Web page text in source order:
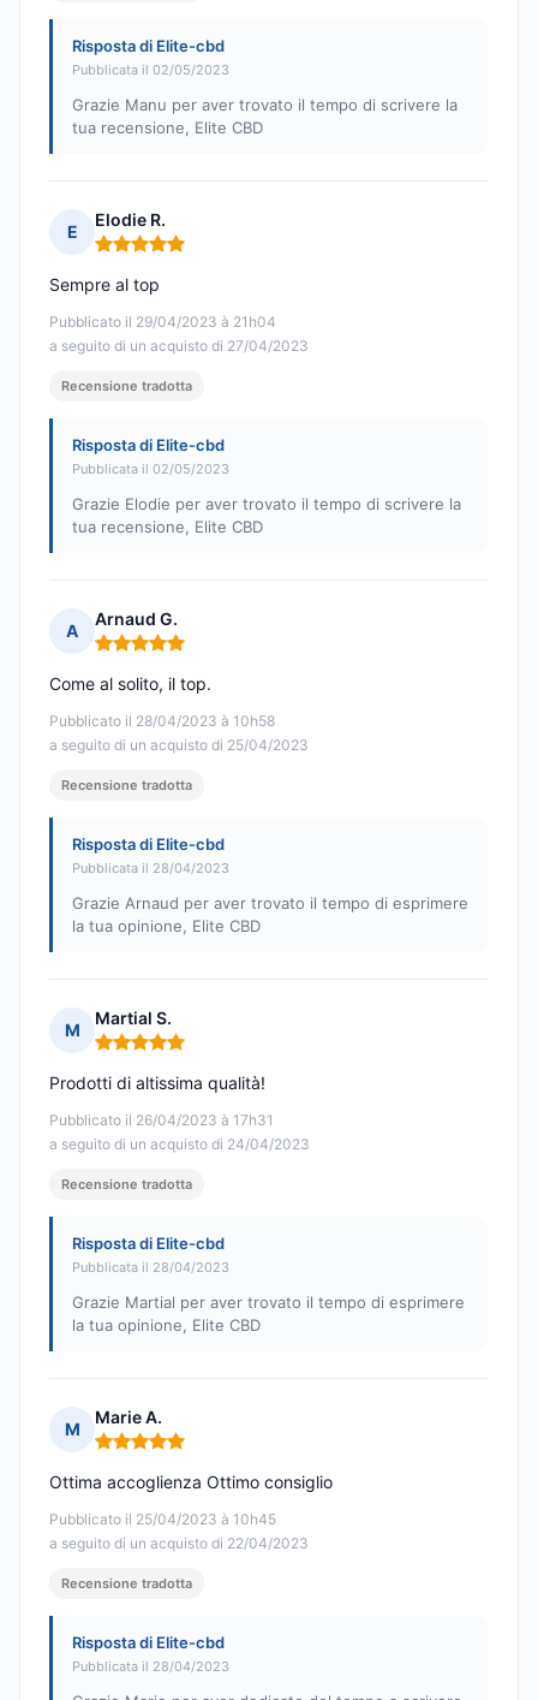
Risposta di Elite-cbd
Pubblicata il 02/05/2023
Grazie Manu per aver trovato il tempo di scrivere la
tua recensione, Elite CBD
E
Elodie R.
Nota: 5 su 5
Pubblicato il 29/04/2023 à 21h04
a seguito di un acquisto di 27/04/2023
Sempre al top
Recensione tradotta
Risposta di Elite-cbd
Pubblicata il 02/05/2023
Grazie Elodie per aver trovato il tempo di scrivere la
tua recensione, Elite CBD
A
Arnaud G.
Nota: 5 su 5
Pubblicato il 28/04/2023 à 10h58
a seguito di un acquisto di 25/04/2023
Come al solito, il top.
Recensione tradotta
Risposta di Elite-cbd
Pubblicata il 28/04/2023
Grazie Arnaud per aver trovato il tempo di esprimere
la tua opinione, Elite CBD
M
Martial S.
Nota: 5 su 5
Pubblicato il 26/04/2023 à 17h31
a seguito di un acquisto di 24/04/2023
Prodotti di altissima qualità!
Recensione tradotta
Risposta di Elite-cbd
Pubblicata il 28/04/2023
Grazie Martial per aver trovato il tempo di esprimere
la tua opinione, Elite CBD
M
Marie A.
Nota: 5 su 5
Pubblicato il 25/04/2023 à 10h45
a seguito di un acquisto di 22/04/2023
Ottima accoglienza Ottimo consiglio
Recensione tradotta
Risposta di Elite-cbd
Pubblicata il 28/04/2023